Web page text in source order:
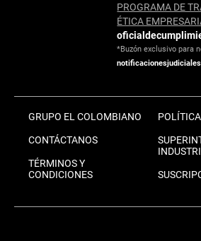
PROGRAMA DE
ÉTICA
*Buzón exclusivo para
GRUPO EL COLOMBIANO
CONTÁCTANOS
TÉRMINOS Y
CONDICIONES